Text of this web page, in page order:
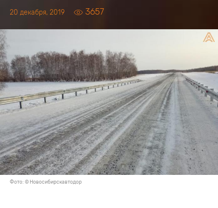
20 декабря, 2019 3657
Фото: © Новосибирскавтодор